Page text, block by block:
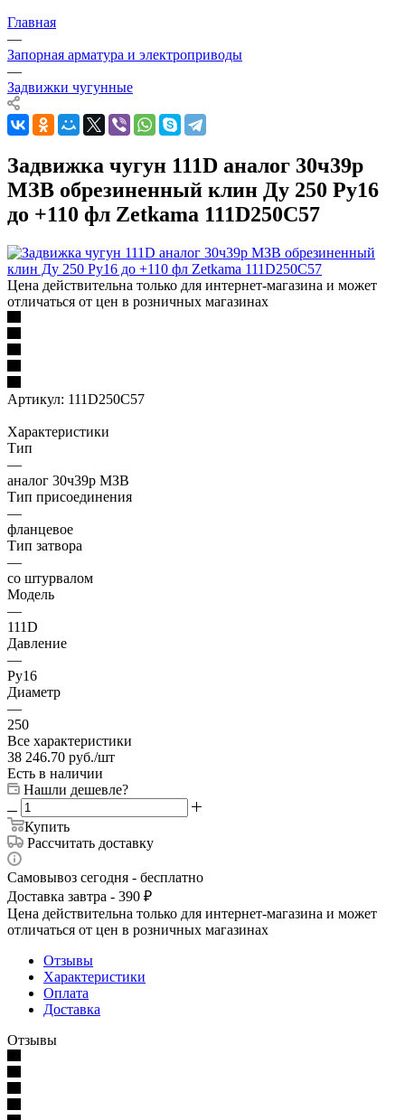
Главная
—
Запорная арматура и электроприводы
—
Задвижки чугунные
Задвижка чугун 111D аналог 30ч39р
МЗВ обрезиненный клин Ду 250 Ру16
до +110 фл Zetkama 111D250C57
Цена действительна только для интернет-магазина и может
отличаться от цен в розничных магазинах
Артикул: 111D250C57
Характеристики
Тип
—
аналог 30ч39р МЗВ
Тип присоединения
—
фланцевое
Тип затвора
—
со штурвалом
Модель
—
111D
Давление
—
Ру16
Диаметр
—
250
Все характеристики
38 246.70 руб./шт
Есть в наличии
Нашли дешевле?
Купить
Рассчитать доставку
Самовывоз сегодня - бесплатно
Доставка завтра - 390 ₽
Цена действительна только для интернет-магазина и может
отличаться от цен в розничных магазинах
Отзывы
Характеристики
Оплата
Доставка
Отзывы